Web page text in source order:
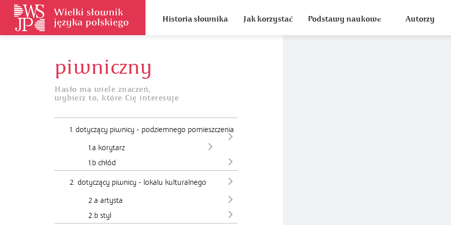
Historia słownika Jak korzystać Podstawy naukowe Autorzy
piwniczny
Hasło ma wiele znaczeń,
wybierz to, które Cię interesuje
1. dotyczący piwnicy - podziemnego pomieszczenia
1.a korytarz
1.b chłód
2. dotyczący piwnicy - lokalu kulturalnego
2.a artysta
2.b styl